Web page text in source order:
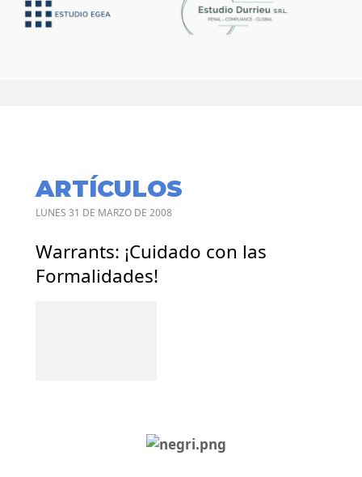
ARTÍCULOS
LUNES 31 DE MARZO DE 2008
Warrants: ¡Cuidado con las
Formalidades!